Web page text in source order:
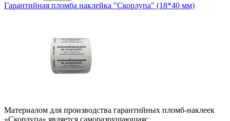
Гарантийная пломба наклейка "Скорлупа" (18*40 мм)
Материалом для производства гарантийных пломб-наклеек
«Скорлупа» является саморазрушающаяс..